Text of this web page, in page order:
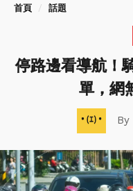
首頁 話題
停路邊看導航！
單，網